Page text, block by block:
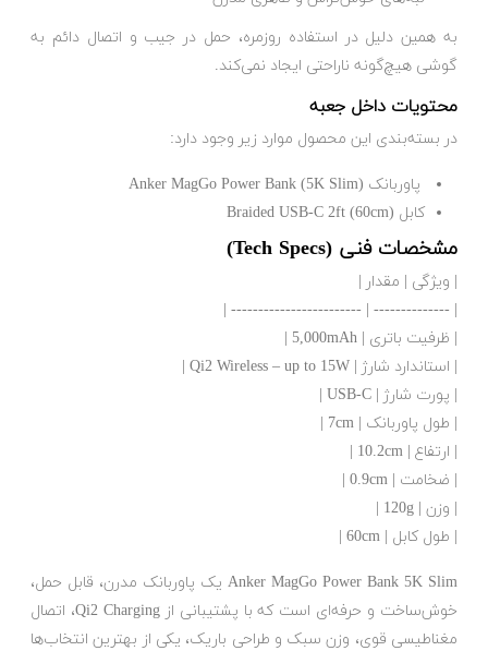
به همین دلیل در استفاده روزمره، حمل در جیب و اتصال دائم به
گوشی هیچ‌گونه ناراحتی ایجاد نمی‌کند.
محتویات داخل جعبه
در بسته‌بندی این محصول موارد زیر وجود دارد:
پاوربانک Anker MagGo Power Bank (5K Slim)
کابل Braided USB-C 2ft (60cm)
مشخصات فنی (Tech Specs)
| ویژگی | مقدار |
| -------------- | ------------------------ |
| ظرفیت باتری | 5,000mAh |
| استاندارد شارژ | Qi2 Wireless – up to 15W |
| پورت شارژ | USB-C |
| طول پاوربانک | 7cm |
| ارتفاع | 10.2cm |
| ضخامت | 0.9cm |
| وزن | 120g |
| طول کابل | 60cm |
Anker MagGo Power Bank 5K Slim یک پاوربانک مدرن، قابل حمل،
خوش‌ساخت و حرفه‌ای است که با پشتیبانی از Qi2 Charging، اتصال
مغناطیسی قوی، وزن سبک و طراحی باریک، یکی از بهترین انتخاب‌ها